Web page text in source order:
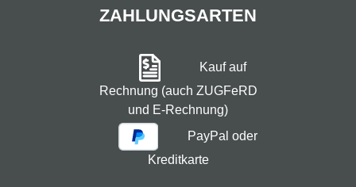
ZAHLUNGSARTEN
Kauf auf
Rechnung (auch ZUGFeRD
und E-Rechnung)
PayPal oder
Kreditkarte